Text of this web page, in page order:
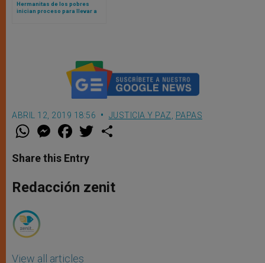
Hermanitas de los pobres
inician proceso para llevar a
ABRIL 12, 2019 18:56 JUSTICIA Y PAZ PAPAS
W
t
s
p
p
M
e
s
e
g
e
F
a
e
b
o
k
w
r
Share this Entry
Redacción zenit
View all articles